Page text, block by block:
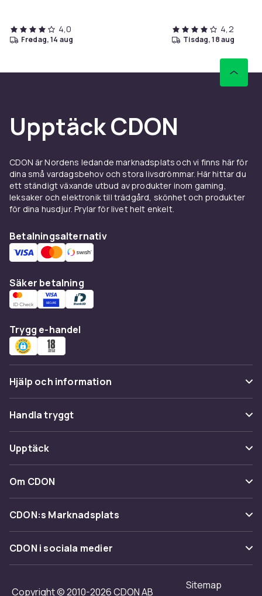
4,0
fredag, 14 aug
4,2
tisdag, 18 aug
Upptäck CDON
CDON är Nordens ledande marknadsplats och vi finns här för
dina små vardagsbehov och stora livsdrömmar. Här hittar du
ett ständigt växande utbud av produkter inom gaming,
leksaker och elektronik till trädgård, skönhet och produkter
för dina husdjur. Prylar för livet helt enkelt.
Betalningsalternativ
Säker betalning
Trygg e-handel
Hjälp och information
Vanliga frågor
Spåra paket
Ångra & Returnera här
Kundservice
Handla tryggt
Betalning
Leverans
Återkallelser
Upptäck
Kategorier
Varumärken
Shopit.se
Om CDON
Om oss
Kundrecensioner
CDON:s Marknadsplats
Sälj på CDON
Bli affiliate
Regler & kvalitet
CDON i sociala medier
Copyright © 2010-2026 CDON AB
Sitemap